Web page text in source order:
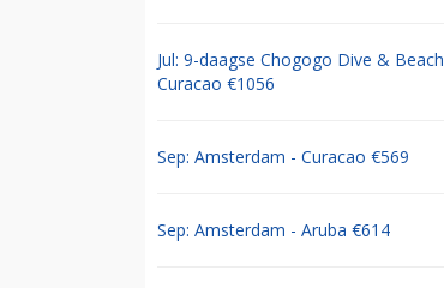
Jul: 9-daagse Chogogo Dive & Beach
Curacao €1056
Sep: Amsterdam - Curacao €569
Sep: Amsterdam - Aruba €614